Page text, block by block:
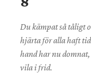
Du kämpat så tåligt
hjärta för alla haft
hand har nu
vila i frid.